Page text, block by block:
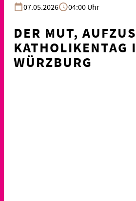
07.05.2026
04:00 Uhr
DER MUT,
KATHOLIKENTAG
WÜRZBURG